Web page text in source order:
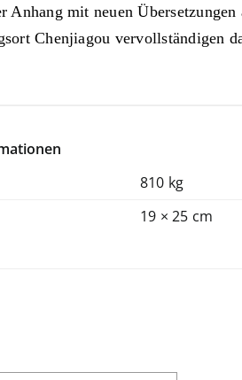
Anhang mit neuen
Chenjiagou vervollständigen
810 kg
19 × 25 cm